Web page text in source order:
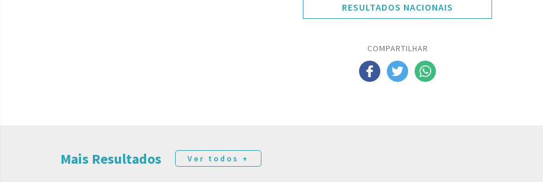
RESULTADOS NACIONAIS
COMPARTILHAR
Mais Resultados Ver todos +